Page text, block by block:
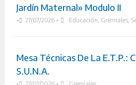
Jardín Maternal» Modulo II
• 27/07/2026 • Educación Gremiales,
Mesa Técnicas De La E.T.P.:
S.U.N.A.